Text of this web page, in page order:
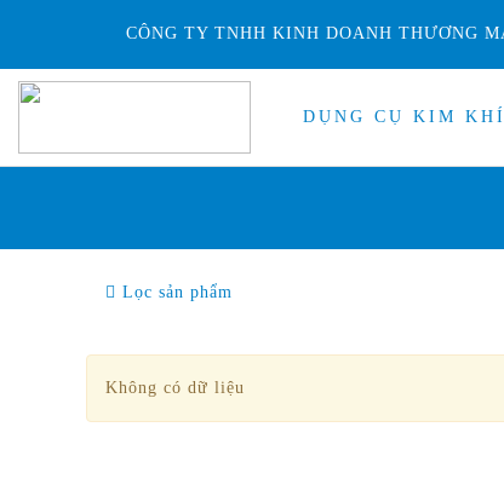
CÔNG TY TNHH KINH DOANH THƯƠNG
DỤNG CỤ KIM KHÍ
Lọc sản phẩm
Không có dữ liệu